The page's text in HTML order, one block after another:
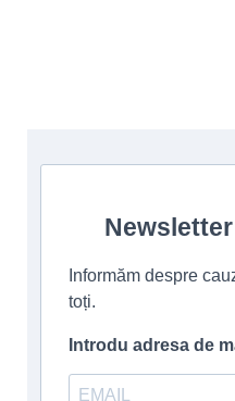
Informăm despre
toți.
Introdu adresa de